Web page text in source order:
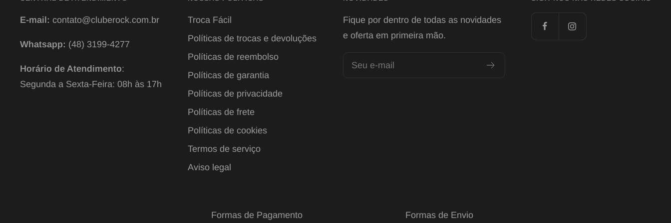
E-mail: contato@cluberock.com.br
Whatsapp: (48) 3199-4277
Horário de Atendimento:
Segunda a Sexta-Feira: 08h às 17h
Troca Fácil
Políticas de trocas e devoluções
Políticas de reembolso
Políticas de garantia
Políticas de privacidade
Políticas de frete
Políticas de cookies
Termos de serviço
Aviso legal
Fique por dentro de todas as novidades
e oferta em primeira mão.
Seu e-mail
Formas de Pagamento Formas de Envio